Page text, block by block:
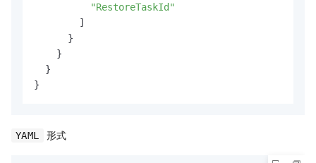
"RestoreTaskId"
]
}
}
}
}
YAML 形式